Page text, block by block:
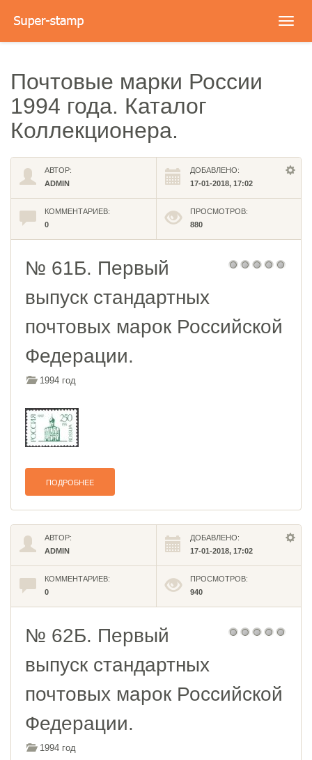
Почтовые марки России
1994 года. Каталог
Коллекционера.
АВТОР:
ADMIN
ДОБАВЛЕНО:
17-01-2018, 17:02
КОММЕНТАРИЕВ:
0
ПРОСМОТРОВ:
880
№ 61Б. Первый
выпуск стандартных
почтовых марок Российской
Федерации.
1994 год
ПОДРОБНЕЕ
АВТОР:
ADMIN
ДОБАВЛЕНО:
17-01-2018, 17:02
КОММЕНТАРИЕВ:
0
ПРОСМОТРОВ:
940
№ 62Б. Первый
выпуск стандартных
почтовых марок Российской
Федерации.
1994 год